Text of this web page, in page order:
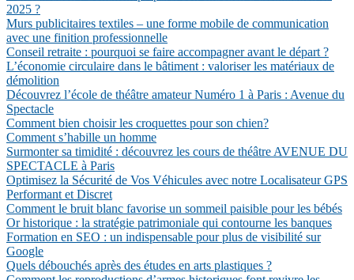
2025 ?
Murs publicitaires textiles – une forme mobile de communication
avec une finition professionnelle
Conseil retraite : pourquoi se faire accompagner avant le départ ?
L’économie circulaire dans le bâtiment : valoriser les matériaux de
démolition
Découvrez l’école de théâtre amateur Numéro 1 à Paris : Avenue du
Spectacle
Comment bien choisir les croquettes pour son chien?
Comment s’habille un homme
Surmonter sa timidité : découvrez les cours de théâtre AVENUE DU
SPECTACLE à Paris
Optimisez la Sécurité de Vos Véhicules avec notre Localisateur GPS
Performant et Discret
Comment le bruit blanc favorise un sommeil paisible pour les bébés
Or historique : la stratégie patrimoniale qui contourne les banques
Formation en SEO : un indispensable pour plus de visibilité sur
Google
Quels débouchés après des études en arts plastiques ?